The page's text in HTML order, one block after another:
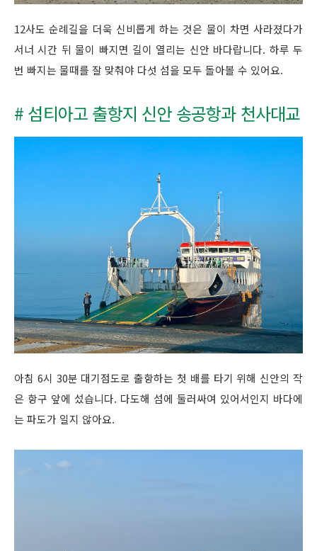
12사도 순례길을 더욱 신비롭게 하는 것은 물이 차면 사라졌다가
서너 시간 뒤 물이 빠지면 길이 열리는 신안 바다랍니다. 하루 두
번 빠지는 물때를 잘 맞춰야 다섯 섬을 모두 돌아볼 수 있어요.
# 섬티아고 출항지 신안 송공항과 천사대교
아침 6시 30분 대기점도로 출항하는 첫 배를 타기 위해 신안의 작
은 항구 앞에 섰습니다. 다도해 섬에 둘러싸여 있어서인지 바다에
는 파도가 일지 않아요.